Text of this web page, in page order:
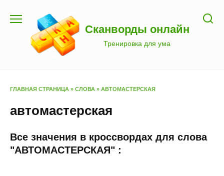
содержанию
Сканворды онлайн
Тренировка для ума
ГЛАВНАЯ СТРАНИЦА » СЛОВА » АВТОМАСТЕРСКАЯ
автомастерская
Все значения в кроссвордах для слова
"АВТОМАСТЕРСКАЯ" :